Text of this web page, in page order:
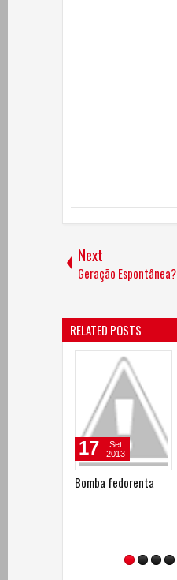
Next
Geração Espontânea?
RELATED POSTS
Bomba fedorenta
17
Set
2013